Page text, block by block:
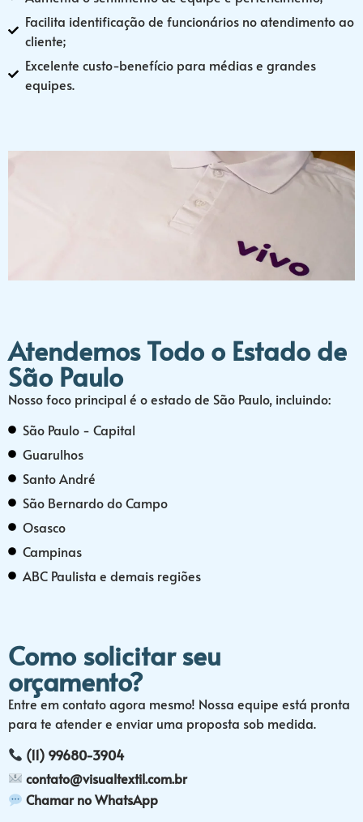
Facilita identificação de funcionários no atendimento ao
cliente;
Excelente custo-benefício para médias e grandes
equipes.
Atendemos Todo o Estado de
São Paulo
Nosso foco principal é o estado de São Paulo, incluindo:
São Paulo - Capital
Guarulhos
Santo André
São Bernardo do Campo
Osasco
Campinas
ABC Paulista e demais regiões
Como solicitar seu
orçamento?
Entre em contato agora mesmo! Nossa equipe está pronta
para te atender e enviar uma proposta sob medida.
(11) 99680-3904
contato@visualtextil.com.br
Chamar no WhatsApp